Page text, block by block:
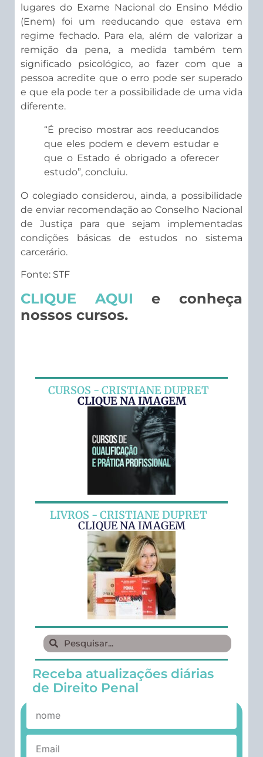
lugares do Exame Nacional do Ensino Médio
(Enem) foi um reeducando que estava em
regime fechado. Para ela, além de valorizar a
remição da pena, a medida também tem
significado psicológico, ao fazer com que a
pessoa acredite que o erro pode ser superado
e que ela pode ter a possibilidade de uma vida
diferente.
“É preciso mostrar aos reeducandos
que eles podem e devem estudar e
que o Estado é obrigado a oferecer
estudo”, concluiu.
O colegiado considerou, ainda, a possibilidade
de enviar recomendação ao Conselho Nacional
de Justiça para que sejam implementadas
condições básicas de estudos no sistema
carcerário.
Fonte: STF
CLIQUE AQUI e conheça
nossos cursos.
CURSOS - CRISTIANE DUPRET
CLIQUE NA IMAGEM
LIVROS - CRISTIANE DUPRET
CLIQUE NA IMAGEM
Receba atualizações diárias
de Direito Penal